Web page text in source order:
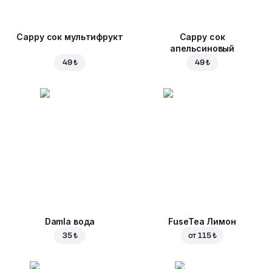
Cappy сок мультифрукт
49 ₺
Cappy сок
апельсиновый
49 ₺
Damla вода
35 ₺
FuseTea Лимон
от115 ₺